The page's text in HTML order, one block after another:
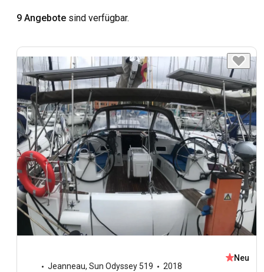
9 Angebote sind verfügbar.
Jeanneau, Sun Odyssey 519
2018
Neu